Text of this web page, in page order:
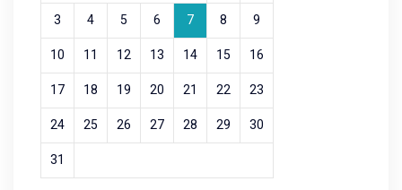
3
4 5 6 7 8
9
10
11 12 13 14 15
16
17
18 19 20 21 22
23
24
25 26 27 28 29
30
31